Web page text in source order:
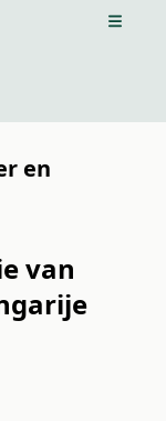
Open
en
van